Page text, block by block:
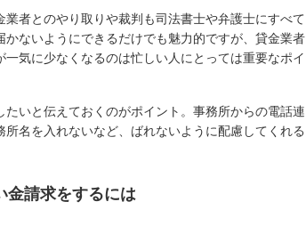
者とのやり取りや裁判も司法書士や弁護士にすべて
ないようにできるだけでも魅力的ですが、貸金業者
気に少なくなるのは忙しい人にとっては重要なポイ
いと伝えておくのがポイント。事務所からの電話連
名を入れないなど、ばれないように配慮してくれる
金請求をするには